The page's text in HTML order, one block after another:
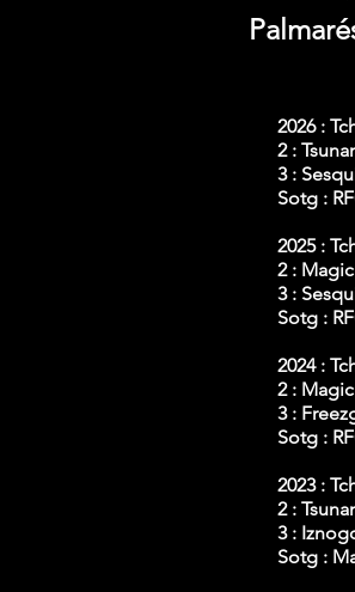
2026 :
2 :
3 :
Sotg :
2025 :
2 :
3 :
Sotg :
2024 :
2 :
3 :
Sotg :
2023 :
2 :
3 :
Sotg :